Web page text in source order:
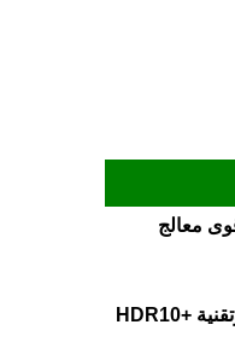
اقوى معالج
وتقنية +HDR10